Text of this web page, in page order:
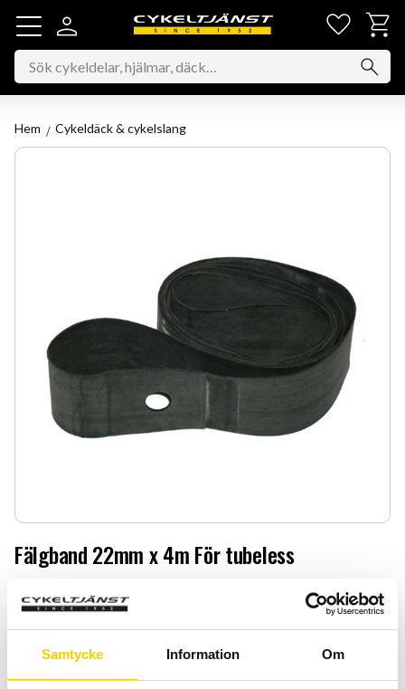
Samtycke Information Om
Meny
Hem Cykeldäck & cykelslang
Fälgband 22mm x 4m För tubeless
99:-